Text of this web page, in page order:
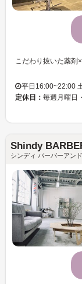
平日16:00~22:00
定休日： 毎週月曜日
Shindy
シンディ バーバーアン